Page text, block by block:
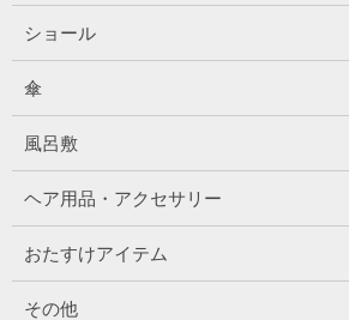
ショール
傘
風呂敷
ヘア用品・アクセサリー
おたすけアイテム
その他